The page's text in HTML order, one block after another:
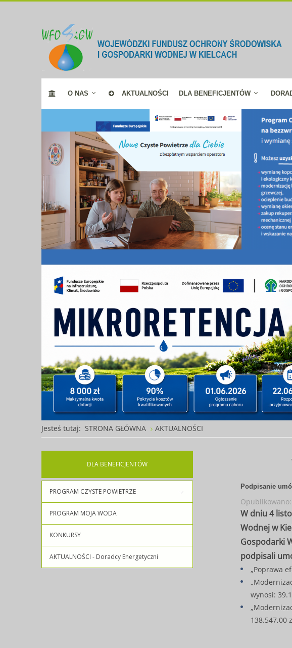
O NAS AKTUALNOŚCI DLA BENEFICJENTÓW
Jesteś tutaj: STRONA GŁÓWNA AKTUALNOŚCI
Podpisanie
W dniu 4
Wodnej w
Gospodarki
podpisali
„Poprawa
wynosi:
138.547,00
DLABENEFICJENTÓW
PROGRAM CZYSTE POWIETRZE
PROGRAM MOJA WODA
KONKURSY
AKTUALNOŚCI - Doradcy Energetyczni